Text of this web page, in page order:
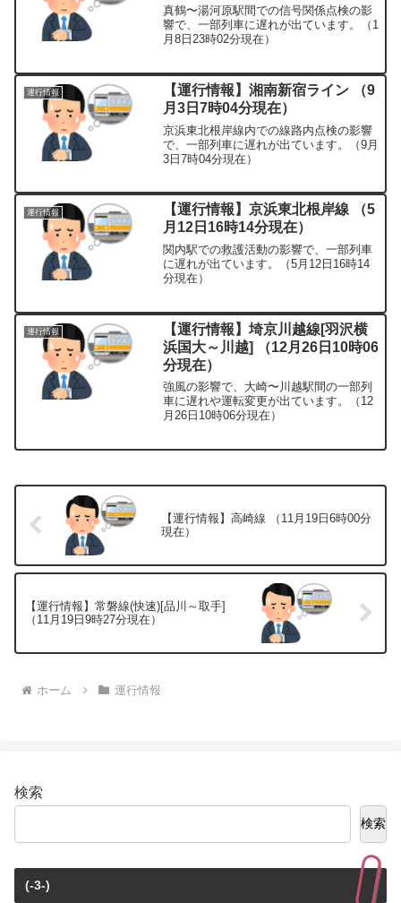
真鶴〜湯河原駅間での信号関係点検の影
響で、一部列車に遅れが出ています。（1
月8日23時02分現在）
運行情報
【運行情報】湘南新宿ライン （9
月3日7時04分現在）
京浜東北根岸線内での線路内点検の影響
で、一部列車に遅れが出ています。（9月
3日7時04分現在）
運行情報
【運行情報】京浜東北根岸線 （5
月12日16時14分現在）
関内駅での救護活動の影響で、一部列車
に遅れが出ています。（5月12日16時14
分現在）
運行情報
【運行情報】埼京川越線[羽沢横
浜国大～川越] （12月26日10時06
分現在）
強風の影響で、大崎〜川越駅間の一部列
車に遅れや運転変更が出ています。（12
月26日10時06分現在）
【運行情報】高崎線 （11月19日6時00分
現在）
【運行情報】常磐線(快速)[品川～取手]
（11月19日9時27分現在）
ホーム 運行情報
検索
検索
(-3-)